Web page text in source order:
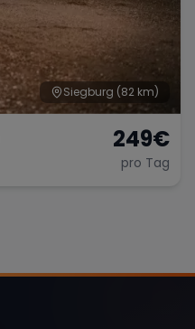
Siegburg (82 km)
249€
pro Tag